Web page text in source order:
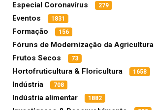
Especial Coronavírus 279
Eventos 1831
Formação 156
Fóruns de Modernização da Agricultura
Frutos Secos 73
Hortofruticultura & Floricultura 1658
Indústria 708
Indústria alimentar 1882